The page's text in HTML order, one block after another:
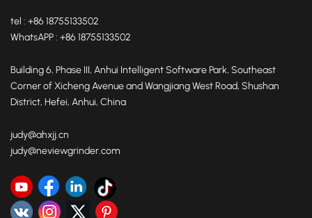
tel : +86 18755133502
WhatsAPP : +86 18755133502
Building 6, Phase III, Anhui Intelligent Software Park, Southeast
Corner of Xicheng Avenue and Wangjiang West Road, Shushan
District, Hefei, Anhui, China
judy@ahxjj.cn
judy@neviewgrinder.com